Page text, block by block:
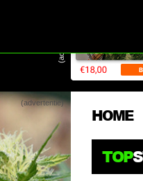
(advertentie)
(advertentie)
HOME
TOP
CANNABINOÏDEN